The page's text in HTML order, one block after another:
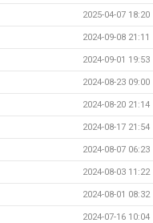
2025-04-07 18:20
2024-09-08 21:11
2024-09-01 19:53
2024-08-23 09:00
2024-08-20 21:14
2024-08-17 21:54
2024-08-07 06:23
2024-08-03 11:22
2024-08-01 08:32
2024-07-16 10:04